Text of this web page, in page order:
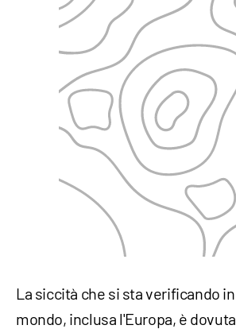
La siccità che si sta verificando
mondo, inclusa l'Europa, è